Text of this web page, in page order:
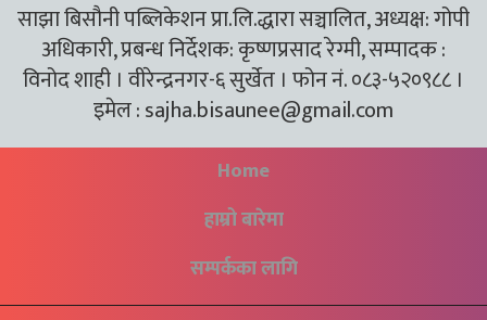
साझा बिसौनी पब्लिकेशन प्रा.लि.द्धारा सञ्चालित, अध्यक्ष: गोपी
अधिकारी, प्रबन्ध निर्देशक: कृष्णप्रसाद रेग्मी, सम्पादक :
विनोद शाही । वीरेन्द्रनगर-६ सुर्खेत । फोन नं. ०८३-५२०९८८ ।
इमेल :sajha.bisaunee@gmail.com
Home
हाम्रो बारेमा
सम्पर्कका लागि